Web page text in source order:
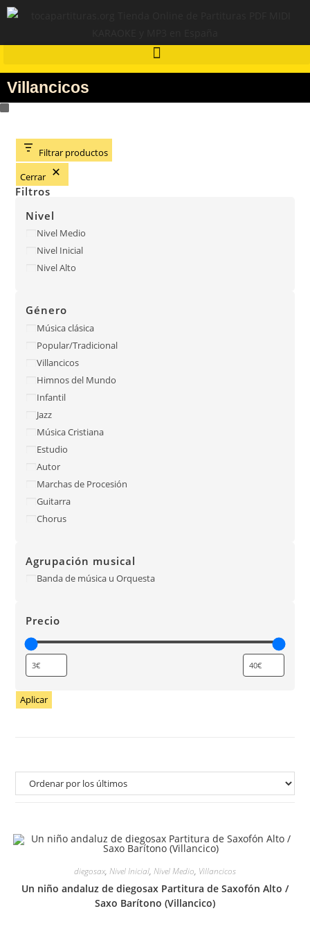
Villancicos
Filtrar productos
Cerrar
Filtros
Nivel
Nivel Medio
Nivel Inicial
Nivel Alto
Género
Música clásica
Popular/Tradicional
Villancicos
Himnos del Mundo
Infantil
Jazz
Música Cristiana
Estudio
Autor
Marchas de Procesión
Guitarra
Chorus
Agrupación musical
Banda de música u Orquesta
Precio
Aplicar
diegosax, Nivel Inicial, Nivel Medio, Villancicos
Un niño andaluz de diegosax Partitura de Saxofón Alto /
Saxo Barítono (Villancico)